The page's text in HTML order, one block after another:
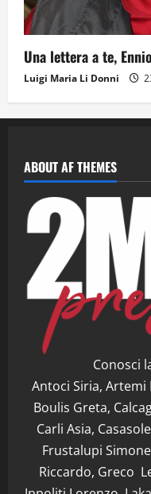
Una lettera a te,
Luigi Maria Li Donni
ABOUT AF THEMES
Conosci
Antoci Siria, Artemi
Boulis Greta,
Carli Asia,
Frustalupi
Riccardo, Greco